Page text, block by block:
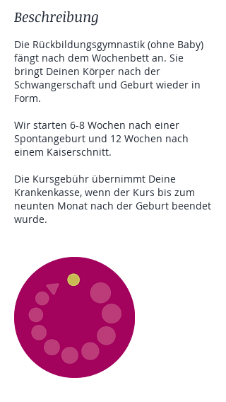
Beschreibung
Die Rückbildungsgymnastik (ohne Baby)
fängt nach dem Wochenbett an. Sie
bringt Deinen Körper nach der
Schwangerschaft und Geburt wieder in
Form.
Wir starten 6-8 Wochen nach einer
Spontangeburt und 12 Wochen nach
einem Kaiserschnitt.
Die Kursgebühr übernimmt Deine
Krankenkasse, wenn der Kurs bis zum
neunten Monat nach der Geburt beendet
wurde.